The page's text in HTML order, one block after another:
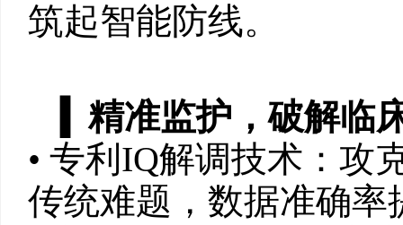
筑起智能防线。
‌▍精准监护，破解临
• ‌专利IQ解调技术‌：攻
传统难题，数据准确率